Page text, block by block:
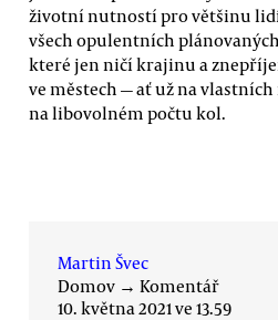
životní nutností pro většinu lidí
všech opulentních
které jen ničí krajinu a
ve městech — ať už na
na libovolném počtu kol.
Martin Švec
Domov → Komentář
10. května 2021 ve 13.59